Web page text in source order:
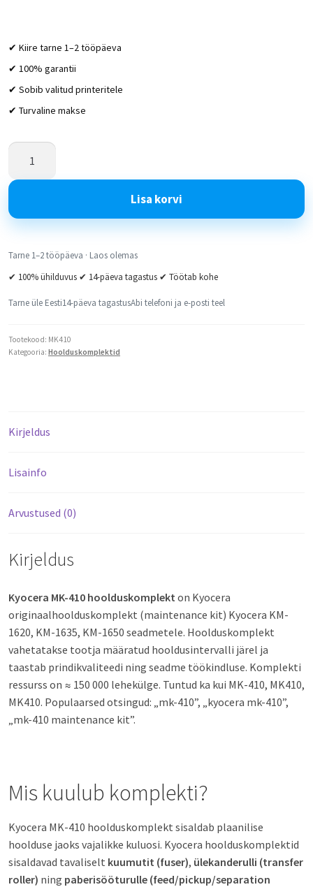
✔ Kiire tarne 1–2 tööpäeva
✔ 100% garantii
✔ Sobib valitud printeritele
✔ Turvaline makse
Lisa korvi
Tarne 1–2 tööpäeva · Laos olemas
✔ 100% ühilduvus ✔ 14-päeva tagastus ✔ Töötab kohe
Tarne üle Eesti14-päeva tagastusAbi telefoni ja e-posti teel
Tootekood: MK410
Kategooria: Hoolduskomplektid
Kirjeldus
Lisainfo
Arvustused (0)
Kirjeldus
Kyocera MK-410 hoolduskomplekt on Kyocera
originaalhoolduskomplekt (maintenance kit) Kyocera KM-
1620, KM-1635, KM-1650 seadmetele. Hoolduskomplekt
vahetatakse tootja määratud hooldusintervalli järel ja
taastab prindikvaliteedi ning seadme töökindluse. Komplekti
ressurss on ≈ 150 000 lehekülge. Tuntud ka kui MK-410, MK410,
MK410. Populaarsed otsingud: „mk-410”, „kyocera mk-410”,
„mk-410 maintenance kit”.
Mis kuulub komplekti?
Kyocera MK-410 hoolduskomplekt sisaldab plaanilise
hoolduse jaoks vajalikke kuluosi. Kyocera hoolduskomplektid
sisaldavad tavaliselt kuumutit (fuser), ülekanderulli (transfer
roller) ning paberisööturulle (feed/pickup/separation